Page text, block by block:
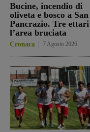
Bucine, incendio di
oliveta e bosco a San
Pancrazio. Tre ettari
l’area bruciata
Cronaca 7 Agosto 2026